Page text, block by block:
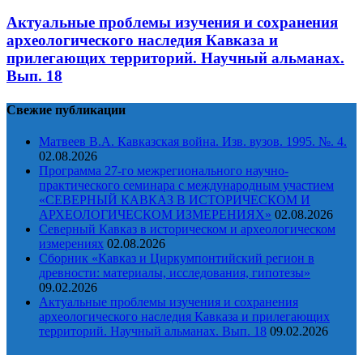
Актуальные проблемы изучения и сохранения
археологического наследия Кавказа и
прилегающих территорий. Научный альманах.
Вып. 18
Свежие публикации
Матвеев В.А. Кавказская война. Изв. вузов. 1995. №. 4.
02.08.2026
Программа 27-го межрегионального научно-
практического семинара с международным участием
«СЕВЕРНЫЙ КАВКАЗ В ИСТОРИЧЕСКОМ И
АРХЕОЛОГИЧЕСКОМ ИЗМЕРЕНИЯХ» 02.08.2026
Северный Кавказ в историческом и археологическом
измерениях 02.08.2026
Сборник «Кавказ и Циркумпонтийский регион в
древности: материалы, исследования, гипотезы»
09.02.2026
Актуальные проблемы изучения и сохранения
археологического наследия Кавказа и прилегающих
территорий. Научный альманах. Вып. 18 09.02.2026